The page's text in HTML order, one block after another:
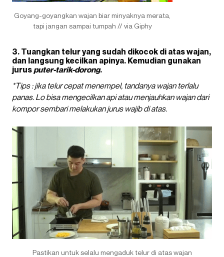
Goyang-goyangkan wajan biar minyaknya merata,
tapi jangan sampai tumpah // via Giphy
3. Tuangkan telur yang sudah dikocok di atas wajan,
dan langsung kecilkan apinya. Kemudian gunakan
jurus puter-tarik-dorong.
*Tips : jika telur cepat menempel, tandanya wajan terlalu
panas. Lo bisa mengecilkan api atau menjauhkan wajan dari
kompor sembari melakukan jurus wajib di atas.
Pastikan untuk selalu mengaduk telur di atas wajan